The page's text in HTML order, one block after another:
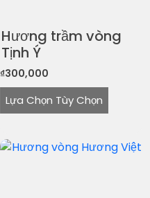
Hương trầm vòng
Tịnh Ý
₫300,000
Lựa Chọn Tùy Chọn
có